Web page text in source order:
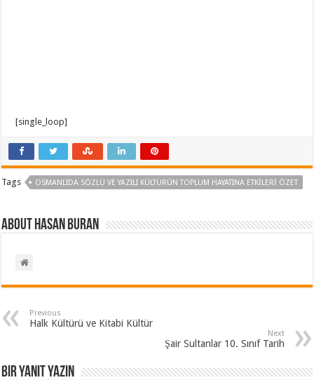
[single_loop]
Tags OSMANLIDA SÖZLÜ VE YAZILI KÜLTÜRÜN TOPLUM HAYATINA ETKILERI ÖZET
About Hasan BURAN
Previous
Halk Kültürü ve Kitabi Kültür
Next
Şair Sultanlar 10. Sınıf Tarih
Bir yanıt yazın